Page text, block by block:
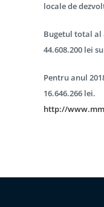
locale de
Bugetul total al
44.608.200 lei
Pentru anul
16.646.266 lei.
http://